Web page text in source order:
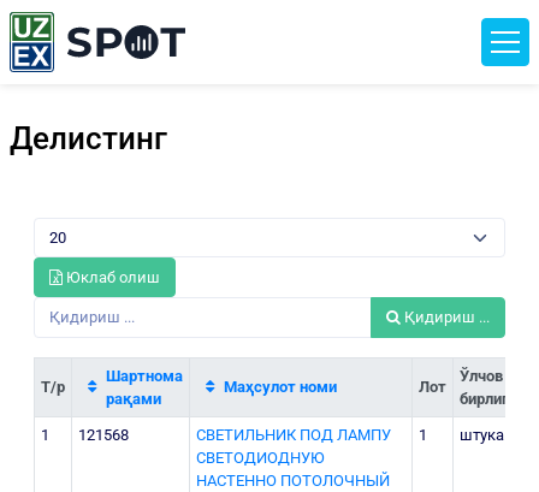
Делистинг
Юклаб олиш
Қидириш ...
Т/р
Шартнома
рақами
Маҳсулот номи Лот
Ўлчов
бирлиги
1
121568
СВЕТИЛЬНИК ПОД ЛАМПУ
СВЕТОДИОДНУЮ
НАСТЕННО ПОТОЛОЧНЫЙ
1 штука